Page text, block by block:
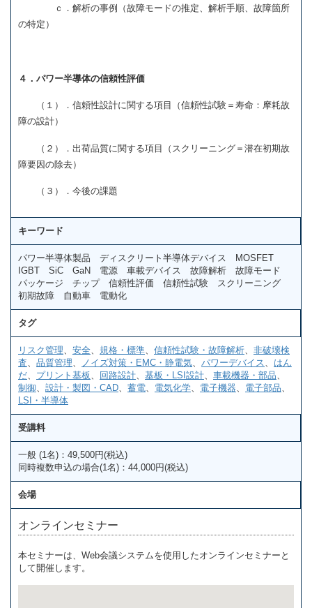
ｃ．解析の事例（故障モードの推定、解析手順、故障箇所
の特定）
４．パワー半導体の信頼性評価
（１）．信頼性設計に関する項目（信頼性試験＝寿命：摩耗故
障の設計）
（２）．出荷品質に関する項目（スクリーニング＝潜在初期故
障要因の除去）
（３）．今後の課題
キーワード
パワー半導体製品 ディスクリート半導体デバイス MOSFET
IGBT SiC GaN 電源 車載デバイス 故障解析 故障モード
パッケージ チップ 信頼性評価 信頼性試験 スクリーニング
初期故障 自動車 電動化
タグ
リスク管理、 安全、 規格・標準、 信頼性試験・故障解析、 非破壊検
査、 品質管理、 ノイズ対策・EMC・静電気、 パワーデバイス、 はん
だ、 プリント基板、 回路設計、 基板・LSI設計、 車載機器・部品、
制御、 設計・製図・CAD、 蓄電、 電気化学、 電子機器、 電子部品、
LSI・半導体
受講料
一般 (1名)：49,500円(税込)
同時複数申込の場合(1名)：44,000円(税込)
会場
オンラインセミナー
本セミナーは、Web会議システムを使用したオンラインセミナーと
して開催します。